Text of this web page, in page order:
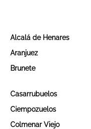
Alcalá de Henares
Aranjuez
Brunete
Casarrubuelos
Ciempozuelos
Colmenar Viejo